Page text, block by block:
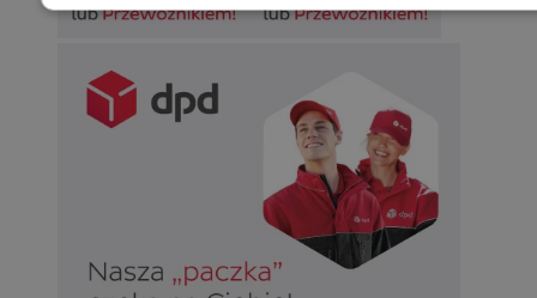
Niezbędne Wydajność
Niesklasyfikowane
Niezbędne Wydajność Targetowanie